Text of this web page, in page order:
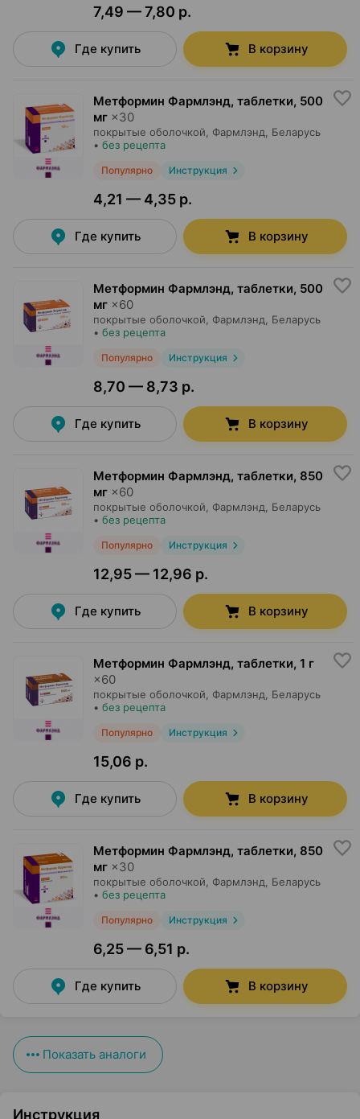
7,49 — 7,80 р.
Где купить В корзину
Метформин Фармлэнд, таблетки, 500
мг ×30
покрытые оболочкой, Фармлэнд , Беларусь
• без рецепта
Популярно Инструкция
4,21 — 4,35 р.
Где купить В корзину
Метформин Фармлэнд, таблетки, 500
мг ×60
покрытые оболочкой, Фармлэнд , Беларусь
• без рецепта
Популярно Инструкция
8,70 — 8,73 р.
Где купить В корзину
Метформин Фармлэнд, таблетки, 850
мг ×60
покрытые оболочкой, Фармлэнд , Беларусь
• без рецепта
Популярно Инструкция
12,95 — 12,96 р.
Где купить В корзину
Метформин Фармлэнд, таблетки, 1 г
×60
покрытые оболочкой, Фармлэнд , Беларусь
• без рецепта
Популярно Инструкция
15,06 р.
Где купить В корзину
Метформин Фармлэнд, таблетки, 850
мг ×30
покрытые оболочкой, Фармлэнд , Беларусь
• без рецепта
Популярно Инструкция
6,25 — 6,51 р.
Где купить В корзину
Показать аналоги
Инструкция